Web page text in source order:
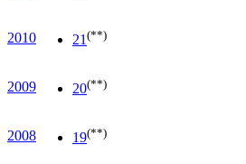
2010 21 (**)
2009 20(**)
2008 19(**)